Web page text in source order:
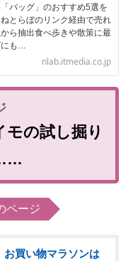
バッグ」のおすすめ5選を
とらぼのリンク経由で売れ
ら抽出食べ歩きや散策に最
も…
nlab.itmedia.co.jp
の試し掘り
ページ
お買い物マラソンは